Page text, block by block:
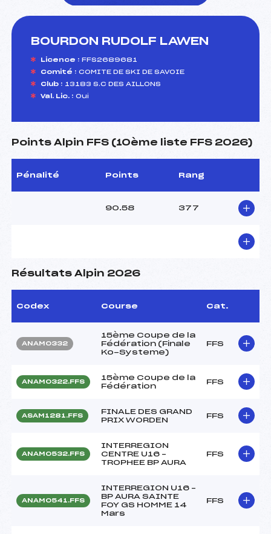
BOURDON RUDOLF LAWEN
Licence : FFS2689681
Comité : COMITE DE SKI DE SAVOIE
Club : 13183 S.C DES AILLONS
Val. Lic. : Oui
Points Alpin FFS (10ème liste FFS 2026)
Pénalité Points Rang
90.58 377
Résultats Alpin 2026
Codex Course Cat.
ANAM0332
15ème Coupe de la
Fédération (Finale
Ko-Systeme)
FFS
ANAM0322.FFS
15ème Coupe de la
Fédération
FFS
ASAM1281.FFS
FINALE DES GRAND
PRIX WORDEN
FFS
ANAM0532.FFS
INTERREGION
CENTRE U16 –
TROPHEE BP AURA
FFS
ANAM0541.FFS
INTERREGION U16 –
BP AURA SAINTE
FOY GS HOMME 14
Mars
FFS